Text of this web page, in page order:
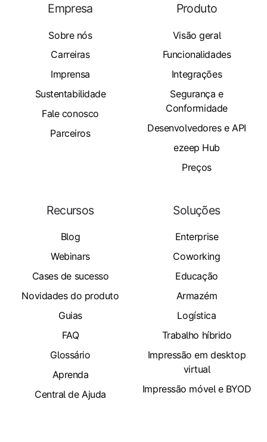
Empresa
Sobre nós
Carreiras
Imprensa
Sustentabilidade
Fale conosco
Parceiros
Produto
Visão geral
Funcionalidades
Integrações
Segurança e
Conformidade
Desenvolvedores e API
ezeep Hub
Preços
Recursos
Blog
Webinars
Cases de sucesso
Novidades do produto
Guias
FAQ
Glossário
Aprenda
Central de Ajuda
Soluções
Enterprise
Coworking
Educação
Armazém
Logística
Trabalho híbrido
Impressão em desktop
virtual
Impressão móvel e BYOD